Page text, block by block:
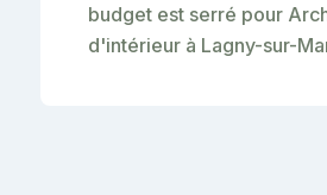
budget est serré pour
d'intérieur à Lagny-sur-